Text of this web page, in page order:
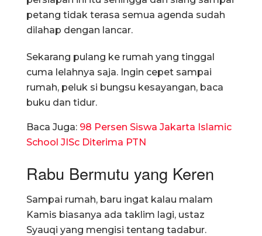
petang tidak terasa semua agenda sudah
dilahap dengan lancar.
Sekarang pulang ke rumah yang tinggal
cuma lelahnya saja. Ingin cepet sampai
rumah, peluk si bungsu kesayangan, baca
buku dan tidur.
Baca Juga: 98 Persen Siswa Jakarta Islamic
School JISc Diterima PTN
Rabu Bermutu yang Keren
Sampai rumah, baru ingat kalau malam
Kamis biasanya ada taklim lagi, ustaz
Syauqi yang mengisi tentang tadabur.